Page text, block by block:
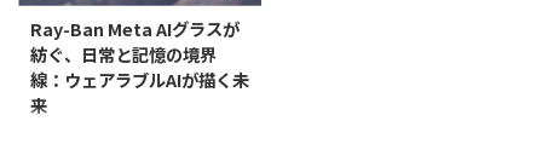
線に立つのが、Oura Rin
Ray-Ban Meta AIグラスが
紡ぐ、日常と記憶の境界
線：ウェアラブルAIが描く未
来